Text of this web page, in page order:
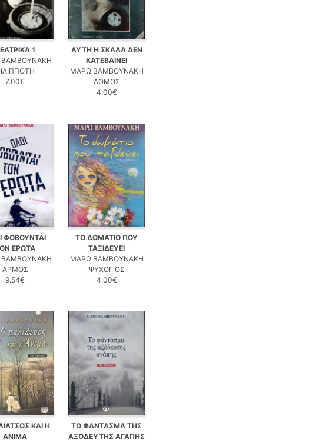
1
7.00€
ΑΥΤΗ Η ΣΚΑΛΑ ΔΕΝ
ΚΑΤΕΒΑΙΝΕΙ
ΜΑΡΩ ΒΑΜΒΟΥΝΑΚΗ
ΔΟΜΟΣ
4.00€
ΦΟΒΟΥΝΤΑΙ
ΕΡΩΤΑ
ΑΡΜΟΣ
9.54€
ΤΟ ΔΩΜΑΤΙΟ ΠΟΥ
ΤΑΞΙΔΕΥΕΙ
ΜΑΡΩ ΒΑΜΒΟΥΝΑΚΗ
ΨΥΧΟΓΙΟΣ
4.00€
ΚΑΙ Η
ΑΝΙΜΑ
ΤΟ ΦΑΝΤΑΣΜΑ ΤΗΣ
ΑΞΟΔΕΥΤΗΣ ΑΓΑΠΗΣ